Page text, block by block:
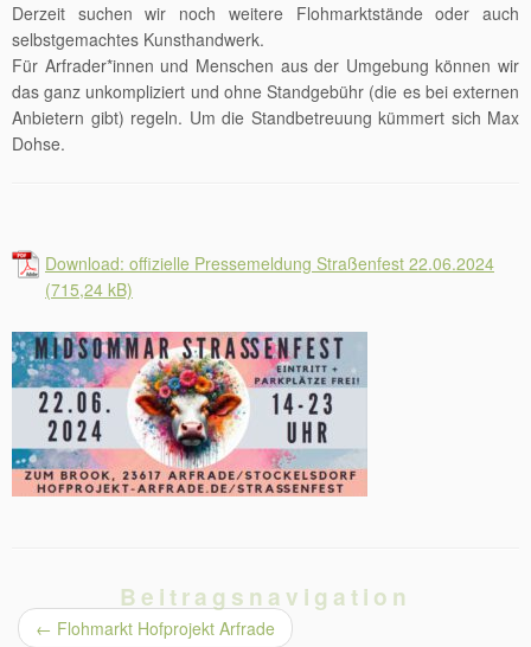
Derzeit suchen wir noch weitere Flohmarktstände oder auch
selbstgemachtes Kunsthandwerk.
Für Arfrader*innen und Menschen aus der Umgebung können wir
das ganz unkompliziert und ohne Standgebühr (die es bei externen
Anbietern gibt) regeln. Um die Standbetreuung kümmert sich Max
Dohse.
Download: offizielle Pressemeldung Straßenfest 22.06.2024
Beitragsnavigation
← Flohmarkt Hofprojekt Arfrade